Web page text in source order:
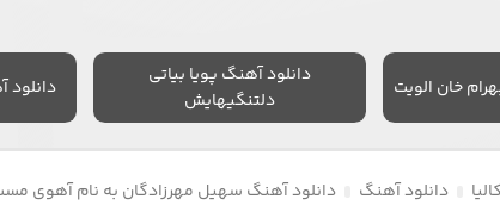
خان الویت
دانلود آهنگ پویا بیاتی
دلتنگیهایش
دانلود آهنگ دانلود آهنگ سهیل مهرزادگان به نام آهوی